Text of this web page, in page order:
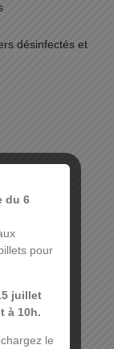
désinfectés et
du 6
pour
juillet
à 10h.
le